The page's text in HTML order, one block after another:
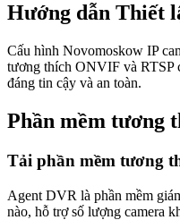
Hướng dẫn Thiết
Cấu hình Novomoskow IP
tương thích ONVIF và RTSP
đáng tin cậy và an toàn.
Phần mềm tương
Tải phần mềm tương
Agent DVR là phần mềm
nào, hỗ trợ số lượng camera